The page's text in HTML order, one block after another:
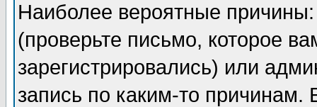
Наиболее вероятные
(проверьте письмо, которое
зарегистрировались) или
запись по каким-то